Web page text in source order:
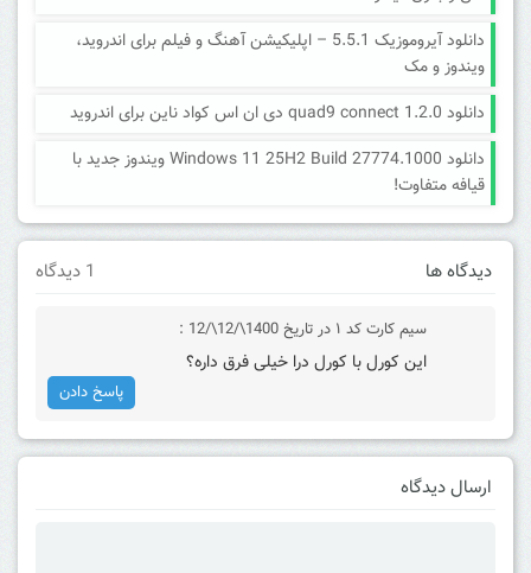
دانلود آیروموزیک 5.5.1 – اپلیکیشن آهنگ و فیلم برای اندروید،
ویندوز و مک
دانلود quad9 connect 1.2.0 دی ان اس کواد ناین برای اندروید
دانلود Windows 11 25H2 Build 27774.1000 ویندوز جدید با
قیافه متفاوت!
دیدگاه ها 1 دیدگاه
سیم کارت کد ۱ در تاریخ 1400\/12\/12 :
این کورل با کورل درا خیلی فرق داره؟
پاسخ دادن
ارسال دیدگاه